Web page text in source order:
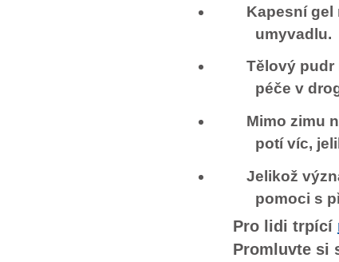
Kapesní gel
umyvadlu.
Tělový pudr
péče v
Mimo zimu
potí víc,
Jelikož
pomoci s
Pro lidi trpící
Promluvte si